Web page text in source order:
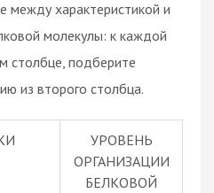
между характеристикой и
молекулы: к каждой
столбце, подберите
из второго столбца.
УРОВЕНЬ
ОРГАНИЗАЦИИ
БЕЛКОВОЙ